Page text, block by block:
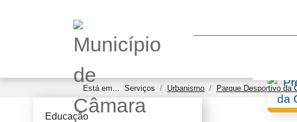
Está em... Serviços Urbanismo Parque Desportivo da
Educação